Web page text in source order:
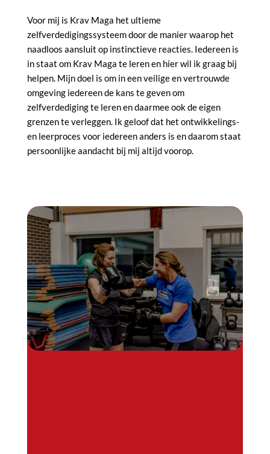
Voor mij is Krav Maga het ultieme
zelfverdedigingssysteem door de manier waarop het
naadloos aansluit op instinctieve reacties. Iedereen is
in staat om Krav Maga te leren en hier wil ik graag bij
helpen. Mijn doel is om in een veilige en vertrouwde
omgeving iedereen de kans te geven om
zelfverdediging te leren en daarmee ook de eigen
grenzen te verleggen. Ik geloof dat het ontwikkelings-
en leerproces voor iedereen anders is en daarom staat
persoonlijke aandacht bij mij altijd voorop.